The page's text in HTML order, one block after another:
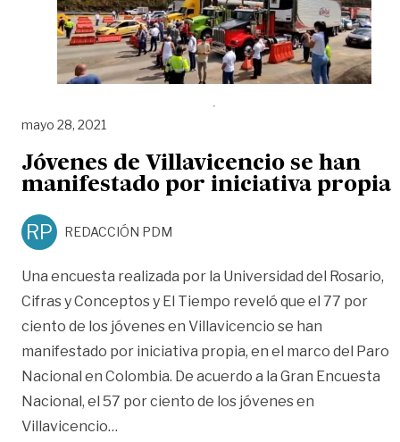
mayo 28, 2021
Jóvenes de Villavicencio se han
manifestado por iniciativa propia
RP REDACCIÓN PDM
Una encuesta realizada por la Universidad del Rosario,
Cifras y Conceptos y El Tiempo reveló que el 77 por
ciento de los jóvenes en Villavicencio se han
manifestado por iniciativa propia, en el marco del Paro
Nacional en Colombia. De acuerdo a la Gran Encuesta
Nacional, el 57 por ciento de los jóvenes en
Villavicencio…